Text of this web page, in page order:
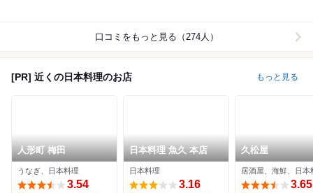
口コミをもっと見る（274人）
[PR] 近くの日本料理のお店 もっと見る
人形町 梅田
うなぎ、日本料理
3.54
日本料理 魚久 本店
日本料理
3.16
久松屋
居酒屋、海鮮、日本
3.65